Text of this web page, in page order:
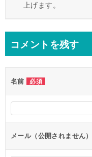
上げます。
コメントを残す
名前 必須
メール（公開されません）